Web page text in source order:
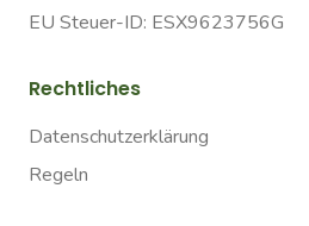
EU Steuer-ID: ESX9623756G
Rechtliches
Datenschutzerklärung
Regeln